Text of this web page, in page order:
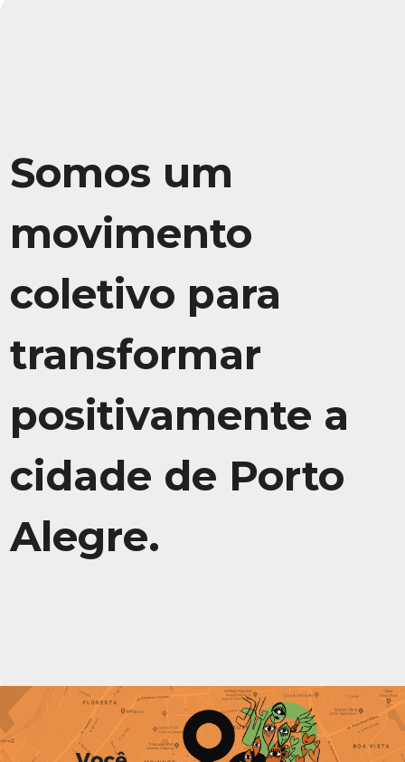
Somos um
movimento
coletivo para
transformar
positivamente a
cidade de Porto
Alegre.